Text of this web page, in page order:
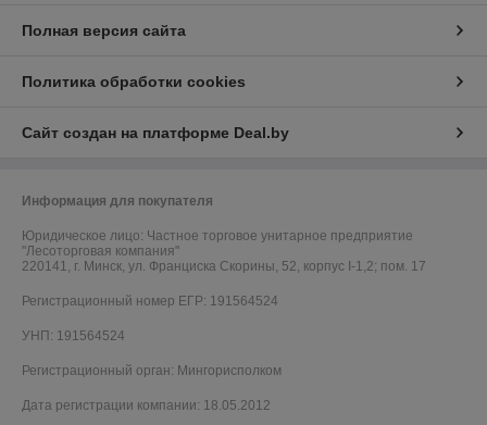
Полная версия сайта
Политика обработки cookies
Сайт создан на платформе Deal.by
Информация для покупателя
Юридическое лицо: Частное торговое унитарное предприятие
"Лесоторговая компания"
220141, г. Минск, ул. Франциска Скорины, 52, корпус I-1,2; пом. 17
Регистрационный номер ЕГР: 191564524
УНП: 191564524
Регистрационный орган: Мингорисполком
Дата регистрации компании: 18.05.2012